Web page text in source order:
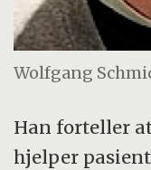
Wolfgang
Han forteller
hjelper